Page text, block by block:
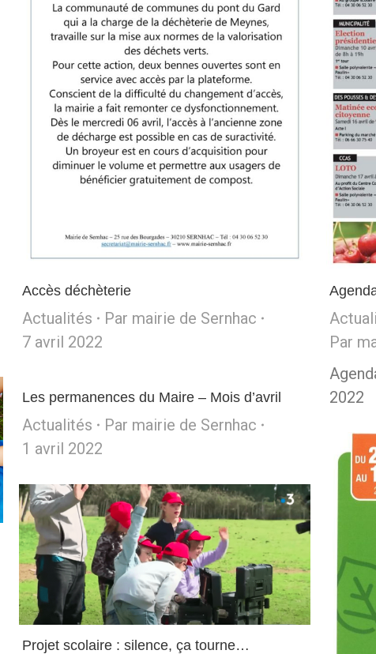
Accès déchèterie
Actualités Par mairie de Sernhac
7 avril 2022
Par
2022
Les permanences du Maire – Mois d’avril
Actualités Par mairie de Sernhac
1 avril 2022
Projet scolaire : silence, ça tourne…